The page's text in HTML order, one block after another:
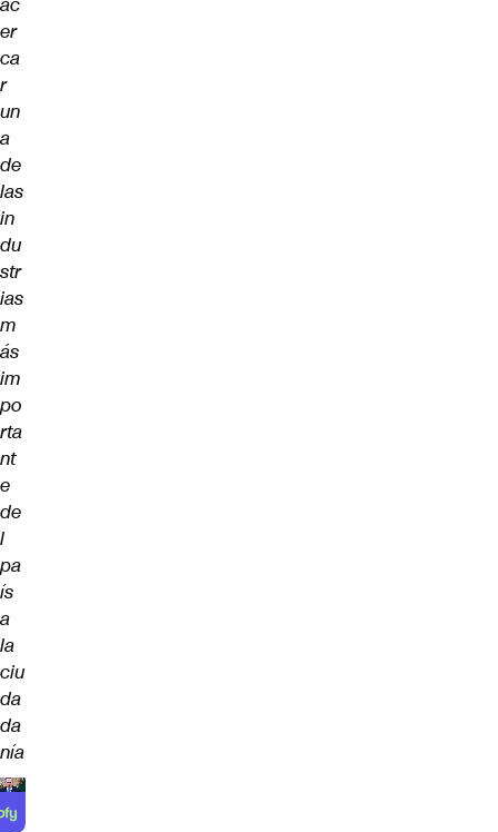
er
ca
r
un
a
de
las
in
du
str
ias
m
ás
im
po
rta
nt
e
de
l
pa
ís
a
la
ciu
da
da
nía